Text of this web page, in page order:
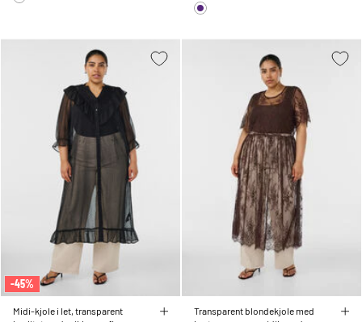
-45%
Midi-kjole i let, transparent
Transparent blondekjole med